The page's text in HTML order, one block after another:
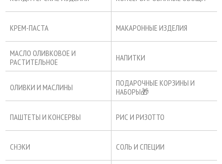
КРЕМ-ПАСТА МАКАРОННЫЕ ИЗДЕЛИЯ
МАСЛО ОЛИВКОВОЕ И
РАСТИТЕЛЬНОЕ
НАПИТКИ
ОЛИВКИ И МАСЛИНЫ
ПОДАРОЧНЫЕ КОРЗИНЫ И
НАБОРЫ🎁
ПАШТЕТЫ И КОНСЕРВЫ РИС И РИЗОТТО
СНЭКИ СОЛЬ И СПЕЦИИ